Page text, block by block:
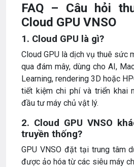
FAQ – Câu hỏi
Cloud GPU VNSO
1. Cloud GPU là gì?
Cloud GPU là dịch vụ thuê sức
qua đám mây, dùng cho AI,
Learning, rendering 3D hoặc
tiết kiệm chi phí và triển khai
đầu tư máy chủ vật lý.
2. Cloud GPU VNSO
truyền thống?
GPU VNSO đặt tại trung tâm
được ảo hóa từ các siêu máy